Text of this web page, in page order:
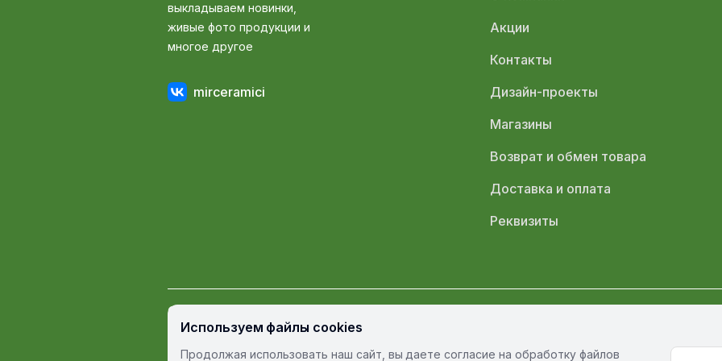
выкладываем новинки,
живые фото продукции и
многое другое
mirceramici
Акции
Контакты
Дизайн-проекты
Магазины
Возврат и обмен товара
Доставка и оплата
Реквизиты
© Мир Керамики, 2009 — 2026
Используем файлы cookies
Продолжая использовать наш сайт, вы даете согласие на обработку файлов